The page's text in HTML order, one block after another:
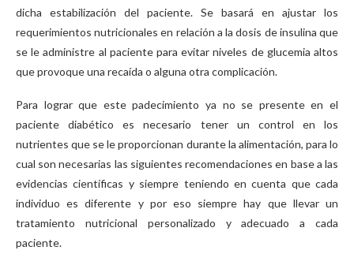
dicha estabilización del paciente. Se basará en ajustar los
requerimientos nutricionales en relación a la dosis de insulina que
se le administre al paciente para evitar niveles de glucemia altos
que provoque una recaída o alguna otra complicación.
Para lograr que este padecimiento ya no se presente en el
paciente diabético es necesario tener un control en los
nutrientes que se le proporcionan durante la alimentación, para lo
cual son necesarias las siguientes recomendaciones en base a las
evidencias científicas y siempre teniendo en cuenta que cada
individuo es diferente y por eso siempre hay que llevar un
tratamiento nutricional personalizado y adecuado a cada
paciente.